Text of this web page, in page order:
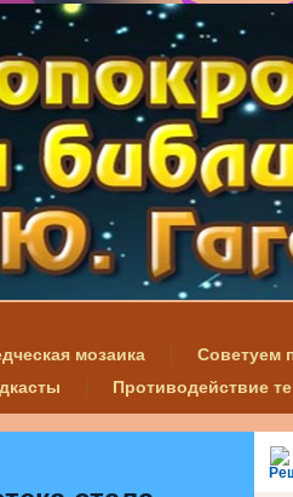
мозаика Советуем
Противодействие